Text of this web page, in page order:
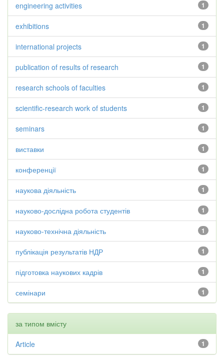
1
engineering activities
1
exhibitions
1
international projects
1
publication of results of research
1
research schools of faculties
1
scientific-research work of students
1
seminars
1
виставки
1
конференції
1
наукова діяльність
1
науково-дослідна робота студентів
1
науково-технічна діяльність
1
публікація результатів НДР
1
підготовка наукових кадрів
1
семінари
за типом вмісту
1
Article